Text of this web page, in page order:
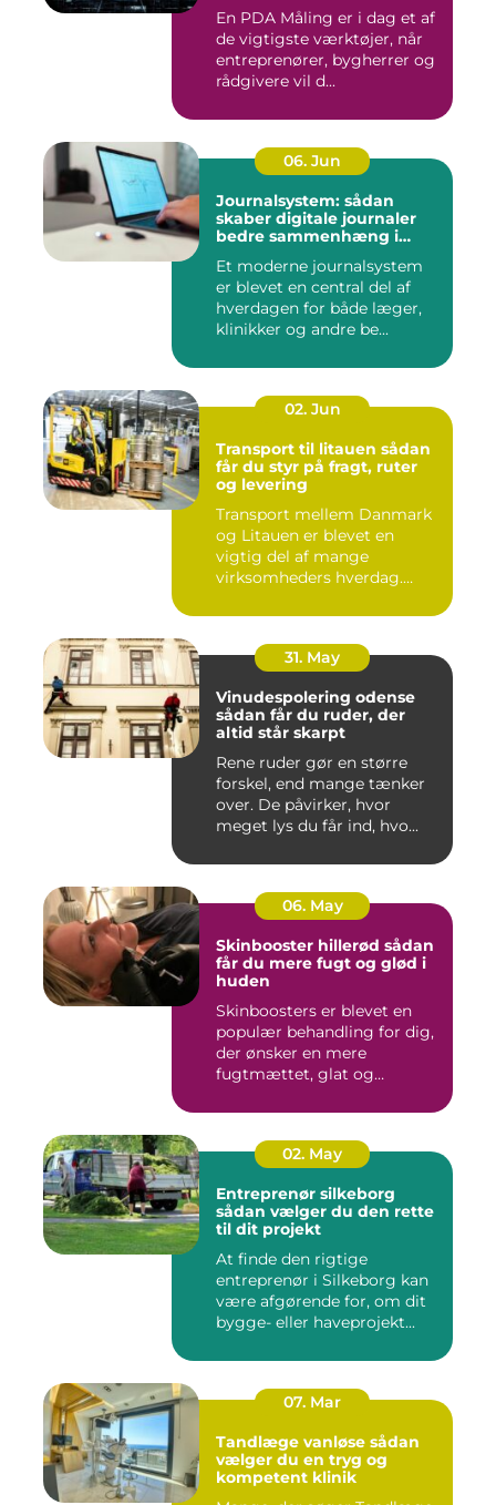
En PDA Måling er i dag et af
de vigtigste værktøjer, når
entreprenører, bygherrer og
rådgivere vil d...
06. Jun
Journalsystem: sådan
skaber digitale journaler
bedre sammenhæng i
Et moderne journalsystem
er blevet en central del af
hverdagen for både læger,
klinikker og andre be...
02. Jun
Transport til litauen sådan
får du styr på fragt, ruter
og levering
Transport mellem Danmark
og Litauen er blevet en
vigtig del af mange
virksomheders hverdag.
31. May
Vinudespolering odense
sådan får du ruder, der
altid står skarpt
Rene ruder gør en større
forskel, end mange tænker
over. De påvirker, hvor
meget lys du får ind, hvo...
06. May
Skinbooster hillerød sådan
får du mere fugt og glød i
huden
Skinboosters er blevet en
populær behandling for dig,
der ønsker en mere
fugtmættet, glat og
02. May
Entreprenør silkeborg
sådan vælger du den rette
til dit projekt
At finde den rigtige
entreprenør i Silkeborg kan
være afgørende for, om dit
bygge- eller haveprojekt...
07. Mar
Tandlæge vanløse sådan
vælger du en tryg og
kompetent klinik